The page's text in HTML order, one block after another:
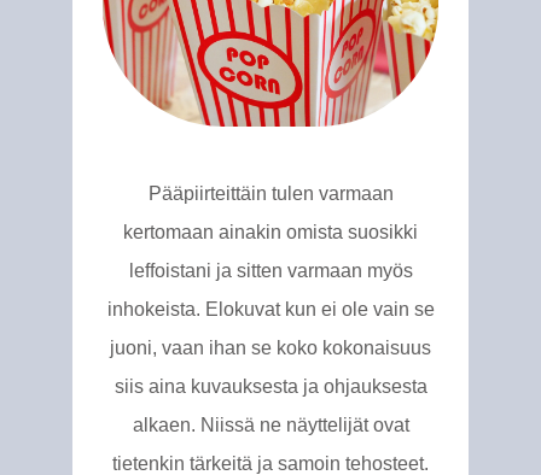
Pääpiirteittäin tulen varmaan
kertomaan ainakin omista suosikki
leffoistani ja sitten varmaan myös
inhokeista. Elokuvat kun ei ole vain se
juoni, vaan ihan se koko kokonaisuus
siis aina kuvauksesta ja ohjauksesta
alkaen. Niissä ne näyttelijät ovat
tietenkin tärkeitä ja samoin tehosteet.